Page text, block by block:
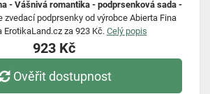
- Vášnivá romantika - podprsenková sada -
zvedací podprsenky od výrobce Abierta Fina
ErotikaLand.cz za 923 Kč. Celý popis
923 Kč
Ověřit dostupnost